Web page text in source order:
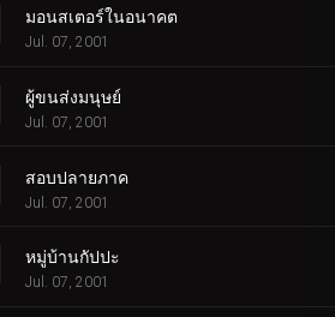
มอนสเตอร์ในอนาคต
Jul. 07, 2001
ผู้ขนส่งมนุษย์
Jul. 07, 2001
สอบปลายภาค
Jul. 07, 2001
หมู่บ้านกัปปะ
Jul. 07, 2001